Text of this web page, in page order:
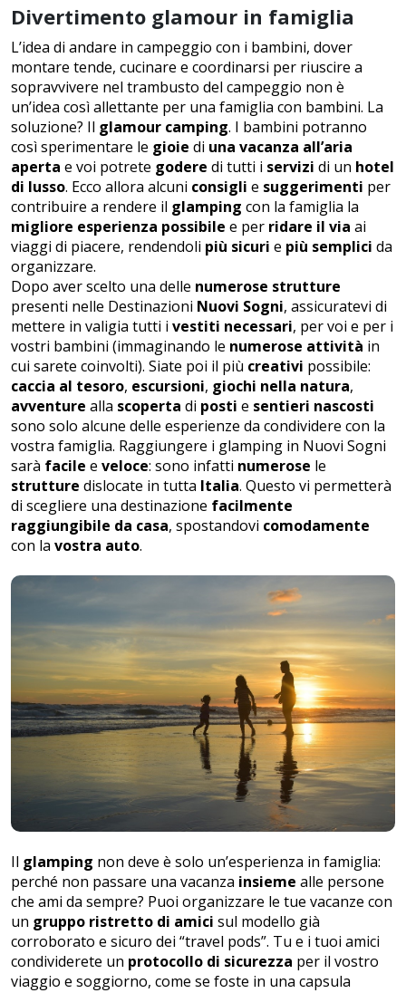
Divertimento glamour in famiglia
L’idea di andare in campeggio con i bambini, dover
montare tende, cucinare e coordinarsi per riuscire a
sopravvivere nel trambusto del campeggio non è
un’idea così allettante per una famiglia con bambini. La
soluzione? Il glamour camping. I bambini potranno
così sperimentare le gioie di una vacanza all’aria
aperta e voi potrete godere di tutti i servizi di un hotel
di lusso. Ecco allora alcuni consigli e suggerimenti per
contribuire a rendere il glamping con la famiglia la
migliore esperienza possibile e per ridare il via ai
viaggi di piacere, rendendoli più sicuri e più semplici da
organizzare.
Dopo aver scelto una delle numerose strutture
presenti nelle Destinazioni Nuovi Sogni, assicuratevi di
mettere in valigia tutti i vestiti necessari, per voi e per i
vostri bambini (immaginando le numerose attività in
cui sarete coinvolti). Siate poi il più creativi possibile:
caccia al tesoro, escursioni, giochi nella natura,
avventure alla scoperta di posti e sentieri nascosti
sono solo alcune delle esperienze da condividere con la
vostra famiglia. Raggiungere i glamping in Nuovi Sogni
sarà facile e veloce: sono infatti numerose le
strutture dislocate in tutta Italia. Questo vi permetterà
di scegliere una destinazione facilmente
raggiungibile da casa, spostandovi comodamente
con la vostra auto.
Il glamping non deve è solo un’esperienza in famiglia:
perché non passare una vacanza insieme alle persone
che ami da sempre? Puoi organizzare le tue vacanze con
un gruppo ristretto di amici sul modello già
corroborato e sicuro dei “travel pods”. Tu e i tuoi amici
condividerete un protocollo di sicurezza per il vostro
viaggio e soggiorno, come se foste in una capsula